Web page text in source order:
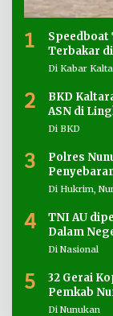
1
Speedboat
Terbakar
Di Kabar
2
BKD
ASN di
Di BKD
3
Polres
Di Hukrim,
4
TNI AU
Dalam
Di Nasional
5
32 Gerai
Pemkab
Di Nunukan